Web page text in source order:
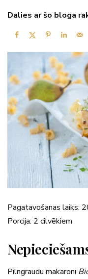
Dalies ar šo bloga
Pagatavošanas laiks:
Porcija: 2 cilvēkiem
Pilngraudu makaroni